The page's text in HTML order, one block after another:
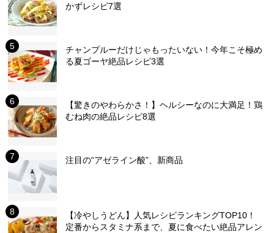
かずレシピ7選
チャンプルーだけじゃもったいない！今年こそ極め
る夏ゴーヤ絶品レシピ3選
【驚きのやわらかさ！】ヘルシーなのに大満足！鶏
むね肉の絶品レシピ8選
注目の“アゼライン酸”、新商品
【冷やしうどん】人気レシピランキングTOP10！
定番からスタミナ系まで、夏に食べたい絶品アレン